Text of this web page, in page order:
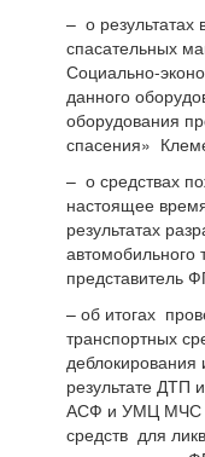
– о результатах
спасательных
Социально-
данного
оборудования
спасения»
– о средствах
настоящее
результатах
автомобильного
представитель
– об итогах
транспортных
деблокирования
результате ДТП
АСФ и УМЦ МЧС
средств для